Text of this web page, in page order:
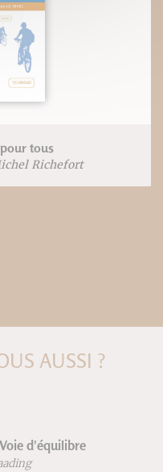
tous
Richefort
AUSSI ?